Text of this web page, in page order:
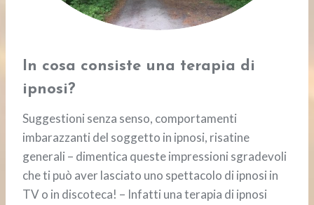
In cosa consiste una terapia di
ipnosi?
Suggestioni senza senso, comportamenti
imbarazzanti del soggetto in ipnosi, risatine
generali – dimentica queste impressioni sgradevoli
che ti può aver lasciato uno spettacolo di ipnosi in
TV o in discoteca! – Infatti una terapia di ipnosi